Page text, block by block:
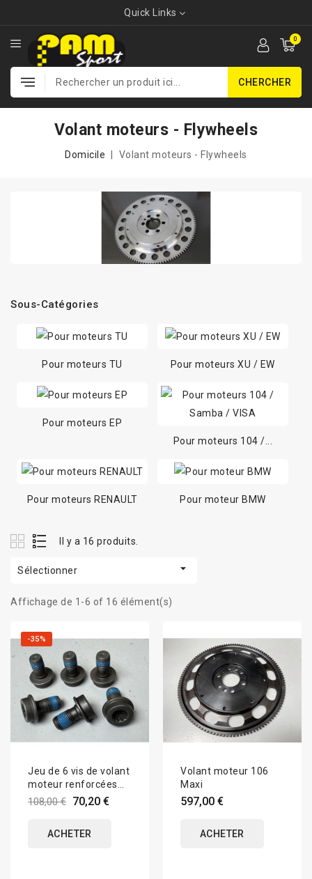
Quick Links
0
CHERCHER
Volant moteurs - Flywheels
Domicile Volant moteurs - Flywheels
Sous-Catégories
Pour moteurs TU Pour moteurs XU / EW
Pour moteurs EP
Pour moteurs 104 /...
Pour moteurs RENAULT Pour moteur BMW
Il y a 16 produits.
Sélectionner 
Affichage de 1-6 of 16 élément(s)
-35%
Jeu de 6 vis de volant
moteur renforcées
pour moteurs TU
108,00 € 70,20 €
ACHETER
Volant moteur 106
Maxi
597,00 €
ACHETER